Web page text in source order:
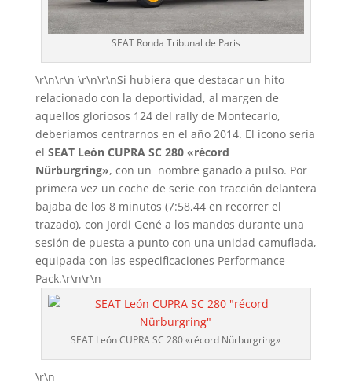
SEAT Ronda Tribunal de Paris
\r\n\r\n \r\n\r\nSi hubiera que destacar un hito
relacionado con la deportividad, al margen de
aquellos gloriosos 124 del rally de Montecarlo,
deberíamos centrarnos en el año 2014. El icono sería
el SEAT León CUPRA SC 280 «récord
Nürburgring», con un nombre ganado a pulso. Por
primera vez un coche de serie con tracción delantera
bajaba de los 8 minutos (7:58,44 en recorrer el
trazado), con Jordi Gené a los mandos durante una
sesión de puesta a punto con una unidad camuflada,
equipada con las especificaciones Performance
Pack.\r\n\r\n
SEAT León CUPRA SC 280 «récord Nürburgring»
\r\n